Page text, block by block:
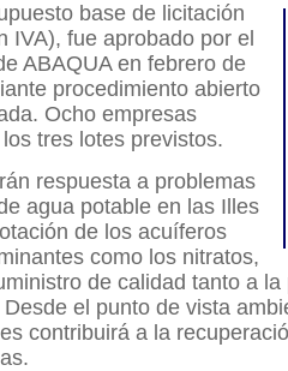
base de licitación
IVA), fue aprobado por el
ABAQUA en febrero de
procedimiento abierto
Ocho empresas
tres lotes previstos.
respuesta a problemas
agua potable en las Illes
de los acuíferos
como los nitratos,
de calidad tanto a
el punto de vista
contribuirá a la